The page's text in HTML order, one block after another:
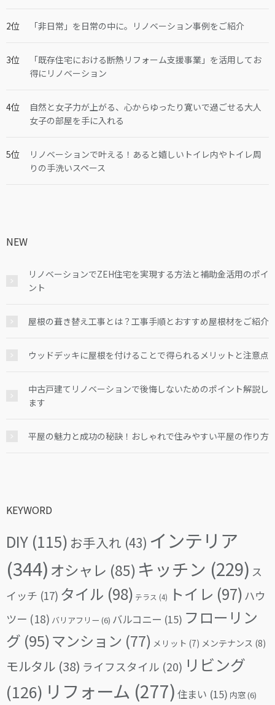
「非日常」を日常の中に。リノベーション事例をご紹介
「既存住宅における断熱リフォーム支援事業」を活用してお
得にリノベーション
自然と女子力が上がる、心からゆったり寛いで過ごせる大人
女子の部屋を手に入れる
リノベーションで叶える！あると嬉しいトイレ内やトイレ周
りの手洗いスペース
NEW
リノベーションでZEH住宅を実現する方法と補助金活用のポイ
ント
屋根の葺き替え工事とは？工事手順とおすすめ屋根材をご紹介
ウッドデッキに屋根を付けることで得られるメリットと注意点
中古戸建てリノベーションで後悔しないためのポイント解説し
ます
平屋の魅力と成功の秘訣！おしゃれで住みやすい平屋の作り方
KEYWORD
DIY (115) お手入れ (43) インテリア
(344) オシャレ (85) キッチン (229) ス
イッチ (17) タイル (98) テラス (4) トイレ (97) ハウ
ツー (18) バリアフリー (6) バルコニー (15) フローリン
グ (95)マンション (77) メリット (7) メンテナンス (8)
モルタル (38) ライフスタイル (20) リビング
(126) リフォーム (277) 住まい (15) 内窓(6)